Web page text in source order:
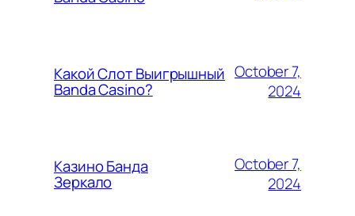
Какой Слот Выигрышный
Banda Casino?
October 7,
2024
Казино Банда
Зеркало
October 7,
2024